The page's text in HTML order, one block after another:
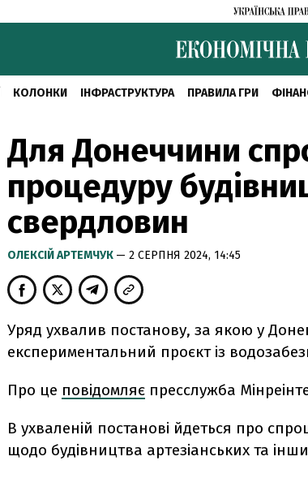
КОЛОНКИ ІНФРАСТРУКТУРА ПРАВИЛА ГРИ
Для Донеччини
процедуру
свердловин
ОЛЕКСІЙ АРТЕМЧУК — 2 СЕРПНЯ 2024, 14:45
Уряд ухвалив постанову, за якою у
експериментальний проєкт із
Про це повідомляє пресслужба
В ухваленій постанові йдеться про
щодо будівництва артезіанських та